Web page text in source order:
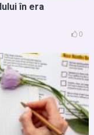
în era
0